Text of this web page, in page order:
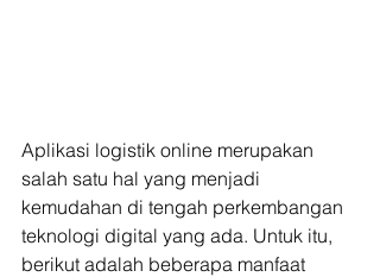
Aplikasi logistik online merupakan
salah satu hal yang menjadi
kemudahan di tengah perkembangan
teknologi digital yang ada. Untuk itu,
berikut adalah beberapa manfaat